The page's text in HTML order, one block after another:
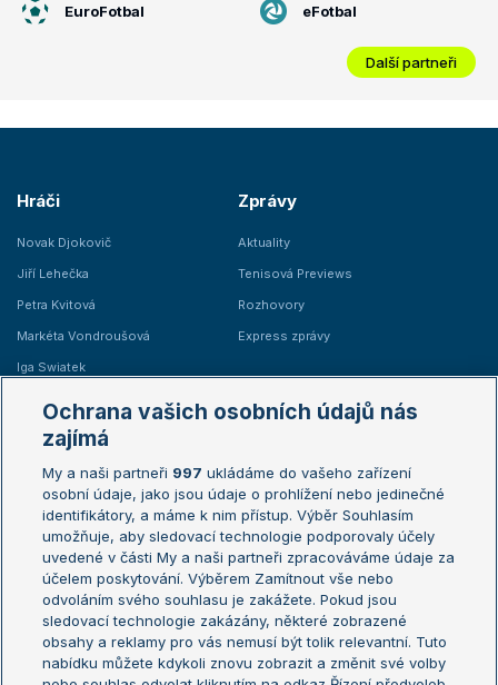
EuroFotbal eFotbal
Další partneři
Hráči
Novak Djokovič
Jiří Lehečka
Petra Kvitová
Markéta Vondroušová
Iga Swiatek
Zprávy
Aktuality
Tenisová Previews
Rozhovory
Express zprávy
Žebříčky
Žebříček ATP (muži)
Žebříček WTA (ženy)
Sázkařský žebříček
Australian Open
French Open
Wimbledon
US Open
Turnaj mistrů
Turnaj mistryň
Aktualní trendy
Ochrana vašich osobních údajů nás
zajímá
My a naši partneři 997 ukládáme do vašeho zařízení
osobní údaje, jako jsou údaje o prohlížení nebo jedinečné
identifikátory, a máme k nim přístup. Výběr Souhlasím
umožňuje, aby sledovací technologie podporovaly účely
uvedené v části My a naši partneři zpracováváme údaje za
účelem poskytování. Výběrem Zamítnout vše nebo
odvoláním svého souhlasu je zakážete. Pokud jsou
sledovací technologie zakázány, některé zobrazené
obsahy a reklamy pro vás nemusí být tolik relevantní. Tuto
nabídku můžete kdykoli znovu zobrazit a změnit své volby